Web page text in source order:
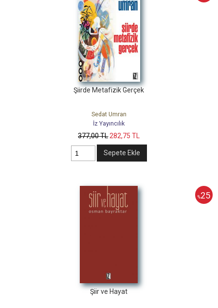
Şiirde Metafizik Gerçek
Sedat Umran
İz Yayıncılık
377,00TL282,75 TL
Sepete Ekle
%25
Şiir ve Hayat